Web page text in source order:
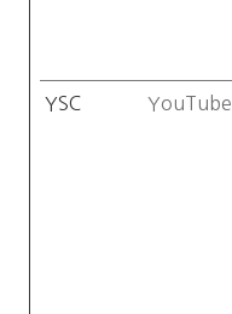
YSC YouTube